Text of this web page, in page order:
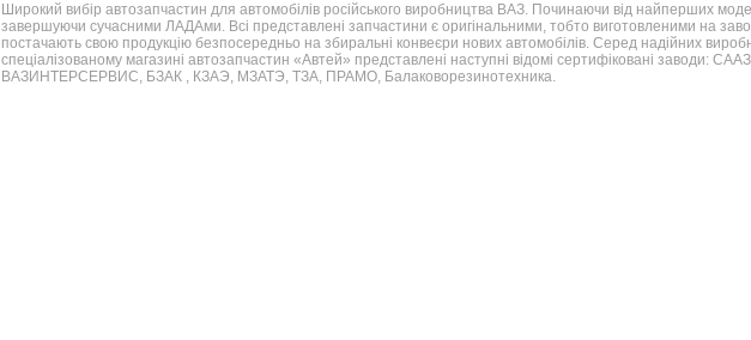
Широкий вибір автозапчастин для автомобілів російського виробництва ВАЗ. Починаючи від найперших
завершуючи сучасними ЛАДАми. Всі представлені запчастини є оригінальними, тобто виготовленими на
постачають свою продукцію безпосередньо на збиральні конвеєри нових автомобілів. Серед надійних
спеціалізованому магазині автозапчастин «Автей» представлені наступні відомі сертифіковані заводи:
ВАЗИНТЕРСЕРВИС, БЗАК , КЗАЭ, МЗАТЭ, ТЗА, ПРАМО, Балаковорезинотехника.